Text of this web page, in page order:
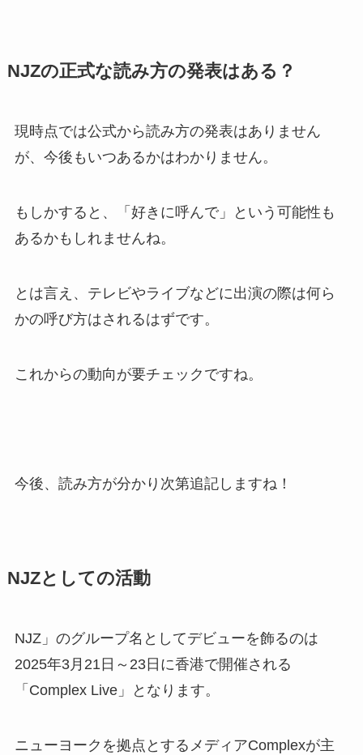
NJZの正式な読み方の発表はある？
現時点では公式から読み方の発表はありません
が、今後もいつあるかはわかりません。
もしかすると、「好きに呼んで」という可能性も
あるかもしれませんね。
とは言え、テレビやライブなどに出演の際は何ら
かの呼び方はされるはずです。
これからの動向が要チェックですね。
今後、読み方が分かり次第追記しますね！
NJZとしての活動
NJZ」のグループ名としてデビューを飾るのは
2025年3月21日～23日に香港で開催される
「 Complex Live」となります。
ニューヨークを拠点とするメディアComplexが主